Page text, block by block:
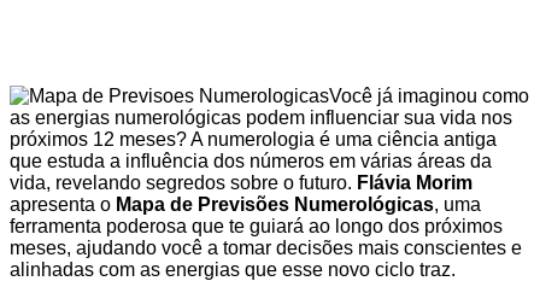
Você já imaginou como
as energias numerológicas podem influenciar sua vida nos
próximos 12 meses? A numerologia é uma ciência antiga
que estuda a influência dos números em várias áreas da
vida, revelando segredos sobre o futuro. Flávia Morim
apresenta o Mapa de Previsões Numerológicas, uma
ferramenta poderosa que te guiará ao longo dos próximos
meses, ajudando você a tomar decisões mais conscientes e
alinhadas com as energias que esse novo ciclo traz.